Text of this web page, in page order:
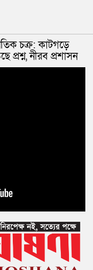
চক্র: কাটগড়ে
প্রশ্ন, নীরব প্রশাসন